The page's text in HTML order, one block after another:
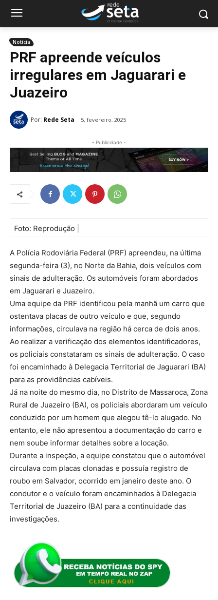
Notícia
PRF apreende veículos
irregulares em Jaguarari e
Juazeiro
Por: Rede Seta 5, fevereiro, 2025
- Publicidade -
Foto: Reprodução |
A Polícia Rodoviária Federal (PRF) apreendeu, na última
segunda-feira (3), no Norte da Bahia, dois veículos com
sinais de adulteração. Os automóveis foram abordados
em Jaguarari e Juazeiro.
Uma equipe da PRF identificou pela manhã um carro que
ostentava placas de outro veículo e que, segundo
informações, circulava na região há cerca de dois anos.
Ao realizar a verificação dos elementos identificadores,
os policiais constataram os sinais de adulteração. O caso
foi encaminhado à Delegacia Territorial de Jaguarari (BA)
para as providências cabíveis.
Já na noite do mesmo dia, no Distrito de Massaroca, Zona
Rural de Juazeiro (BA), os policiais abordaram um veículo
conduzido por um homem que alegou tê-lo alugado. No
entanto, ele não apresentou a documentação do carro e
nem soube informar detalhes sobre a locação.
Durante a inspeção, a equipe constatou que o automóvel
circulava com placas clonadas e possuía registro de
roubo em Salvador, ocorrido em janeiro deste ano. O
condutor e o veículo foram encaminhados à Delegacia
Territorial de Juazeiro (BA) para a continuidade das
investigações.